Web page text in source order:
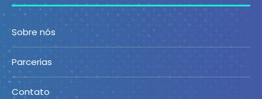
Sobre nós
Parcerias
Contato